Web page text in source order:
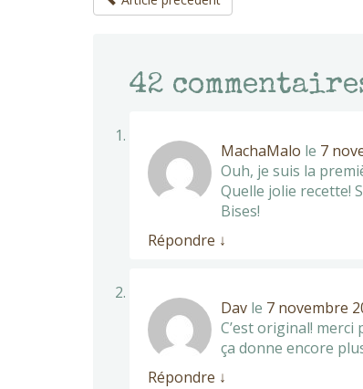
42
MachaMalo le 7
Ouh, je suis la
Quelle jolie recette!
Bises!
Répondre ↓
Dav le 7 novembre
C’est original!
ça donne encore
Répondre ↓